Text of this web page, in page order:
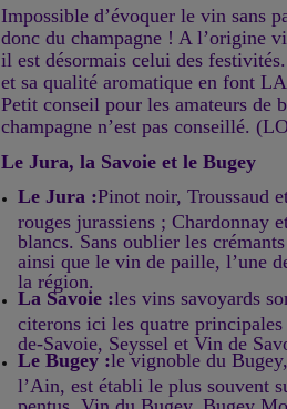
Impossible d’évoquer le vin sans
donc du champagne ! A l’origine
il est désormais celui des
et sa qualité aromatique en font
Petit conseil pour les amateurs de
champagne n’est pas conseillé.
Le Jura, la Savoie et le Bugey
Le Jura :Pinot noir, Troussaud
rouges jurassiens ; Chardonnay
blancs. Sans oublier les
ainsi que le vin de paille, l’une
la région.
La Savoie :les vins savoyards
citerons ici les quatre
de-Savoie, Seyssel et Vin de
Le Bugey :le vignoble du
l’Ain, est établi le plus souvent
pentus. Vin du Bugey, Bugey